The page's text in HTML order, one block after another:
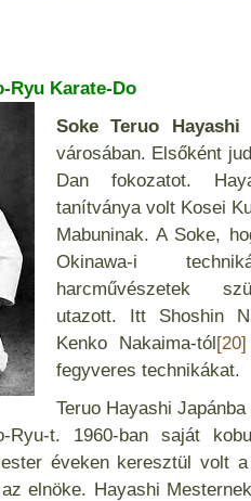
Ryu Karate-Do
Soke Teruo Hayashi
városában. Elsőként
Dan fokozatot.
tanítványa volt Kosei
Mabuninak. A Soke,
Okinawa-i
harcművészetek
utazott. Itt Shoshin
Kenko Nakaima-tól[20]
fegyveres technikákat.
Teruo Hayashi
Ryu-t. 1960-ban saját
éveken keresztül volt
elnöke. Hayashi